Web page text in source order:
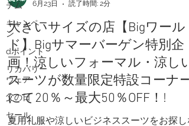
テム
キャンペー
ン
dポイント
リカバリー
ウェア
父の日
セール
6月23日
読了時間: 2分
大きいサイズの店【Bigワール
ド】Bigサマーバーゲン特別企
画！涼しいフォーマル・涼しい
スーツが数量限定特設コーナー
にて20％～最大50％OFF！!